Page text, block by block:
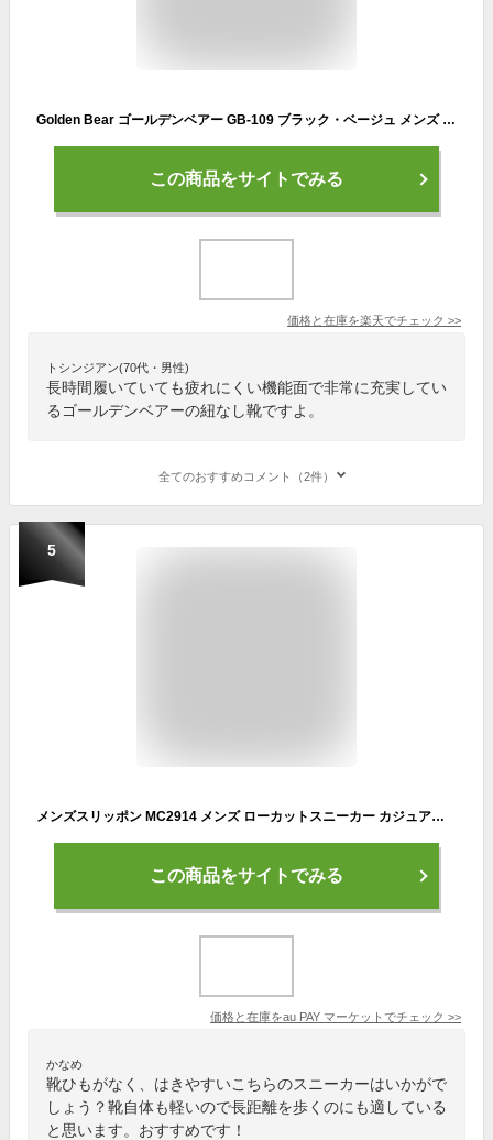
Golden Bear ゴールデンベアー GB-109 ブラック・ベージュ メンズ シューズ スニーカー マジックテープスニーカー 靴 紐なし靴 GB109 ゴールデンべア109
この商品をサイトでみる
価格と在庫を楽天でチェック >>
トシンジアン(70代・男性)
長時間履いていても疲れにくい機能面で非常に充実してい
るゴールデンベアーの紐なし靴ですよ。
全てのおすすめコメント（2件）
5
メンズスリッポン MC2914 メンズ ローカットスニーカー カジュアルシューズ 運動靴 紐なし靴 軽量
この商品をサイトでみる
価格と在庫をau PAY マーケット でチェック >>
かなめ
靴ひもがなく、はきやすいこちらのスニーカーはいかがで
しょう？靴自体も軽いので長距離を歩くのにも適している
と思います。おすすめです！